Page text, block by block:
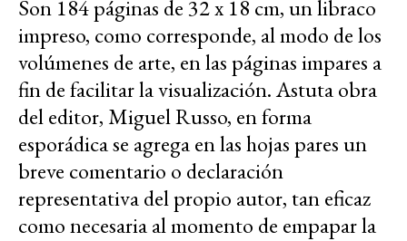
Son 184 páginas de 32 x 18 cm, un libraco
impreso, como corresponde, al modo de los
volúmenes de arte, en las páginas impares a
fin de facilitar la visualización. Astuta obra
del editor, Miguel Russo, en forma
esporádica se agrega en las hojas pares un
breve comentario o declaración
representativa del propio autor, tan eficaz
como necesaria al momento de empapar la